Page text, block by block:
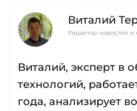
Виталий
Редактор новостей и
Виталий, эксперт в
технологий,
года, анализирует